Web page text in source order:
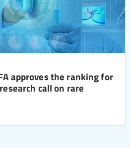
approves the ranking for
call on rare